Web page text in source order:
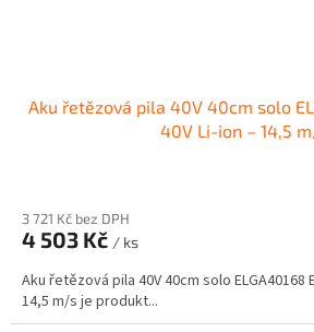
Aku řetězová pila 40V 40cm solo
40V Li-ion – 14,5
3 721 Kč bez DPH
4 503 Kč / ks
Aku řetězová pila 40V 40cm solo ELGA40168
14,5 m/s je produkt...